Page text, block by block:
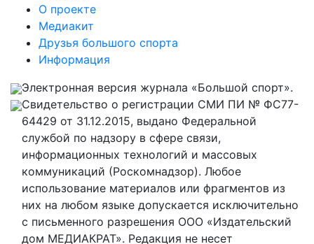
О проекте
Медиакит
Друзья большого спорта
Информация
Электронная версия журнала «Большой спорт».
Свидетельство о регистрации СМИ ПИ № ФС77-
64429 от 31.12.2015, выдано Федеральной
службой по надзору в сфере связи,
информационных технологий и массовых
коммуникаций (Роскомнадзор). Любое
использование материалов или фрагментов из
них на любом языке допускается исключительно
с письменного разрешения ООО «Издательский
дом МЕДИАКРАТ». Редакция не несет